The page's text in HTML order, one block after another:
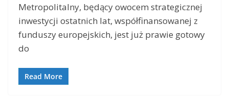
Metropolitalny, będący owocem strategicznej
inwestycji ostatnich lat, współfinansowanej z
funduszy europejskich, jest już prawie gotowy
do
Read More